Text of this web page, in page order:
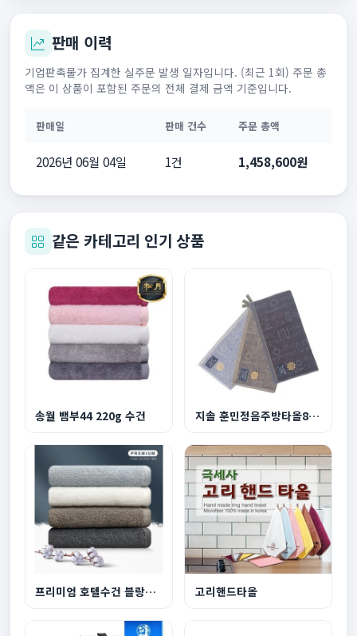
판매 이력
기업판촉물가 집계한 실주문 발생 일자입니다. (최근 1회) 주문 총
액은 이 상품이 포함된 주문의 전체 결제 금액 기준입니다.
판매일 판매 건수 주문 총액
2026년 06월 04일 1건 1,458,600원
같은 카테고리 인기 상품
송월 뱀부44 220g 수건 지솔 훈민정음주방타올80g
프리미엄 호텔수건 블랑180g 고리핸드타올